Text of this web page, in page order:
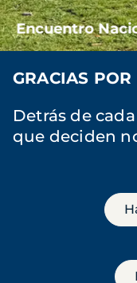
Encuentro
GRACIAS
Detrás de
que deciden